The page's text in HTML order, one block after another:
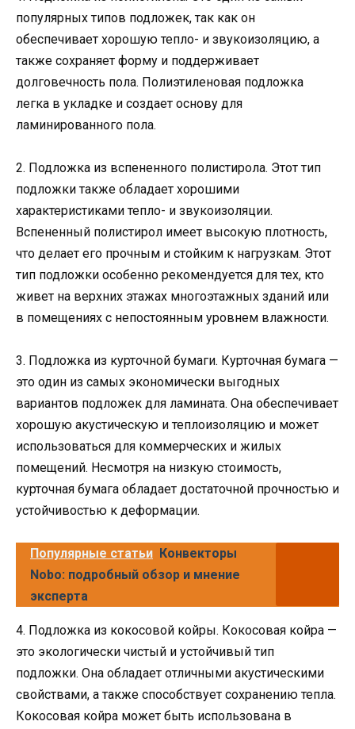
популярных типов подложек, так как он
обеспечивает хорошую тепло- и звукоизоляцию, а
также сохраняет форму и поддерживает
долговечность пола. Полиэтиленовая подложка
легка в укладке и создает основу для
ламинированного пола.
2. Подложка из вспененного полистирола. Этот тип
подложки также обладает хорошими
характеристиками тепло- и звукоизоляции.
Вспененный полистирол имеет высокую плотность,
что делает его прочным и стойким к нагрузкам. Этот
тип подложки особенно рекомендуется для тех, кто
живет на верхних этажах многоэтажных зданий или
в помещениях с непостоянным уровнем влажности.
3. Подложка из курточной бумаги. Курточная бумага —
это один из самых экономически выгодных
вариантов подложек для ламината. Она обеспечивает
хорошую акустическую и теплоизоляцию и может
использоваться для коммерческих и жилых
помещений. Несмотря на низкую стоимость,
курточная бумага обладает достаточной прочностью и
устойчивостью к деформации.
Популярные статьи Конвекторы
Nobo: подробный обзор и мнение
эксперта
4. Подложка из кокосовой койры. Кокосовая койра —
это экологически чистый и устойчивый тип
подложки. Она обладает отличными акустическими
свойствами, а также способствует сохранению тепла.
Кокосовая койра может быть использована в